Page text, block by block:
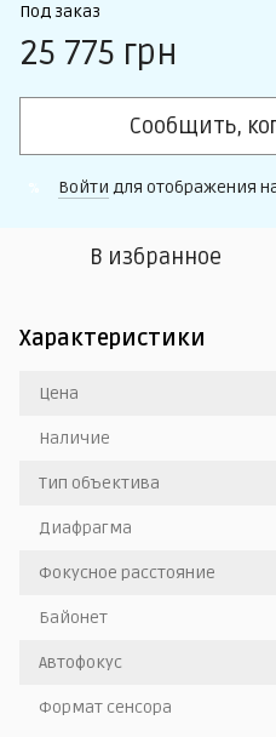
Под заказ
25 775 грн
Сообщить,
Войти для отображения
В избранное
Характеристики
Цена
Наличие
Тип объектива
Диафрагма
Фокусное расстояние
Байонет
Автофокус
Формат сенсора